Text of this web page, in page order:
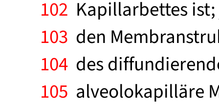
102 Kapillarbettes
103 den
104 des
105 alveolokapilläre